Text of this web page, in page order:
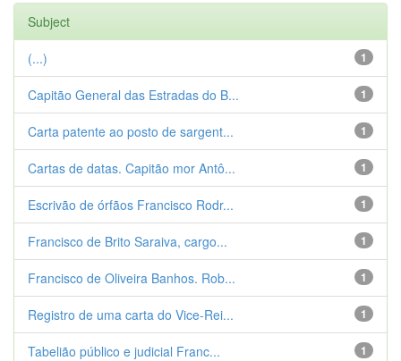
Subject
1
(...)
1
Capitão General das Estradas do B...
1
Carta patente ao posto de sargent...
1
Cartas de datas. Capitão mor Antô...
1
Escrivão de órfãos Francisco Rodr...
1
Francisco de Brito Saraiva, cargo...
1
Francisco de Oliveira Banhos. Rob...
1
Registro de uma carta do Vice-Rei...
1
Tabelião público e judicial Franc...